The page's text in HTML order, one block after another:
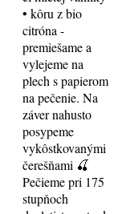
• kôru z bio
citróna -
premiešame a
vylejeme na
plech s papierom
na pečenie. Na
záver nahusto
posypeme
vykôstkovanými
čerešňami 🍒
Pečieme pri 175
stupňoch